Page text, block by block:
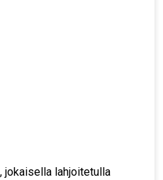
jokaisella lahjoitetulla